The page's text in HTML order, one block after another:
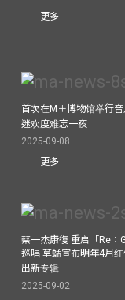
更多
首次在M＋博物馆举行
迷欢度难忘一夜
2025-09-08
更多
蔡一杰康復 重启「Re：
巡唱 草蜢宣布明年4月
出新专辑
2025-09-02